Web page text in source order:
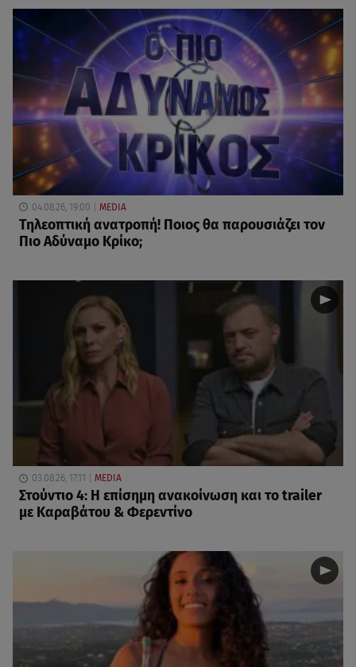
04.08.26, 19:00 MEDIA
Τηλεοπτική ανατροπή! Ποιος θα παρουσιάζει τον
Πιο Αδύναμο Κρίκο;
03.08.26, 17:11 MEDIA
Στούντιο 4: Η επίσημη ανακοίνωση και το trailer
με Καραβάτου & Φερεντίνο